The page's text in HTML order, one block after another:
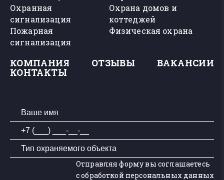
Охранная
сигнализация
Пожарная
сигнализация
Охрана домов и
коттеджей
Физическая охрана
КОМПАНИЯ ОТЗЫВЫ ВАКАНСИИ
КОНТАКТЫ
Отправляя форму вы соглашаетесь
с обработкой персональных данных